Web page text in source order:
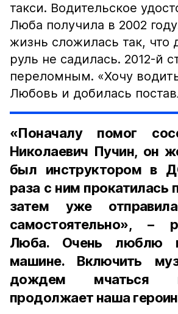
такси. Водительское
Люба получила в 2002
жизнь сложилась так, что
руль не садилась. 2012-й
переломным. «Хочу
Любовь и добилась
«Поначалу помог
Николаевич Пучин, он
был инструктором в
раза с ним прокатилась
затем уже
самостоятельно», –
Люба. Очень люблю
машине. Включить
дождем мчаться
продолжает наша